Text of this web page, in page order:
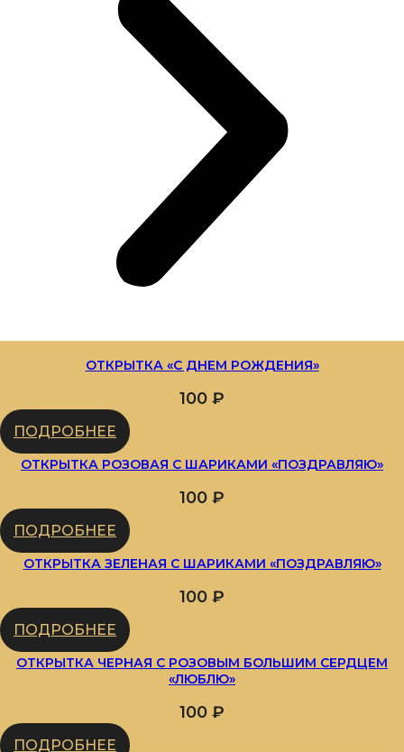
ОТКРЫТКА «С ДНЕМ РОЖДЕНИЯ»
100 ₽
ПОДРОБНЕЕ
ОТКРЫТКА РОЗОВАЯ С ШАРИКАМИ «ПОЗДРАВЛЯЮ»
100 ₽
ПОДРОБНЕЕ
ОТКРЫТКА ЗЕЛЕНАЯ С ШАРИКАМИ «ПОЗДРАВЛЯЮ»
100 ₽
ПОДРОБНЕЕ
ОТКРЫТКА ЧЕРНАЯ С РОЗОВЫМ БОЛЬШИМ СЕРДЦЕМ
«ЛЮБЛЮ»
100 ₽
ПОДРОБНЕЕ